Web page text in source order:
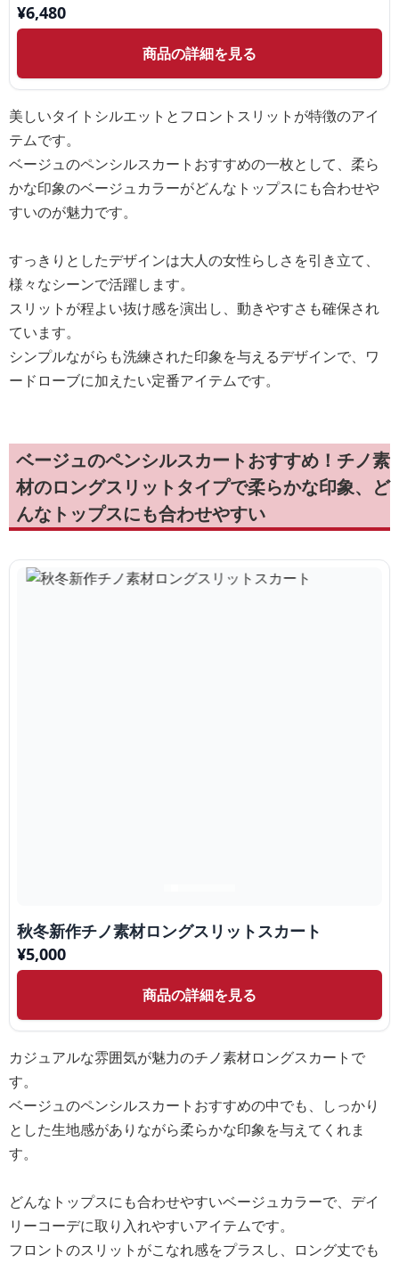
¥6,480
商品の詳細を見る
美しいタイトシルエットとフロントスリットが特徴のアイ
テムです。
ベージュのペンシルスカートおすすめの一枚として、柔ら
かな印象のベージュカラーがどんなトップスにも合わせや
すいのが魅力です。
すっきりとしたデザインは大人の女性らしさを引き立て、
様々なシーンで活躍します。
スリットが程よい抜け感を演出し、動きやすさも確保され
ています。
シンプルながらも洗練された印象を与えるデザインで、ワ
ードローブに加えたい定番アイテムです。
ベージュのペンシルスカートおすすめ！チノ素
材のロングスリットタイプで柔らかな印象、ど
んなトップスにも合わせやすい
秋冬新作チノ素材ロングスリットスカート
¥5,000
商品の詳細を見る
カジュアルな雰囲気が魅力のチノ素材ロングスカートで
す。
ベージュのペンシルスカートおすすめの中でも、しっかり
とした生地感がありながら柔らかな印象を与えてくれま
す。
どんなトップスにも合わせやすいベージュカラーで、デイ
リーコーデに取り入れやすいアイテムです。
フロントのスリットがこなれ感をプラスし、ロング丈でも